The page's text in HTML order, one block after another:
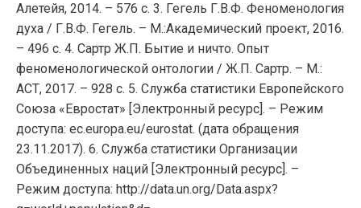
Алетейя, 2014. – 576 с. 3. Гегель Г.В.Ф. Феноменология
духа / Г.В.Ф. Гегель. – М.:Академический проект, 2016.
– 496 с. 4. Сартр Ж.П. Бытие и ничто. Опыт
феноменологической онтологии / Ж.П. Сартр. – М.:
АСТ, 2017. – 928 с. 5. Служба статистики Европейского
Союза «Евростат» [Электронный ресурс]. – Режим
доступа: ec.europa.eu/eurostat. (дата обращения
23.11.2017). 6. Служба статистики Организации
Объединенных наций [Электронный ресурс]. –
Режим доступа: http://data.un.org/Data.aspx?